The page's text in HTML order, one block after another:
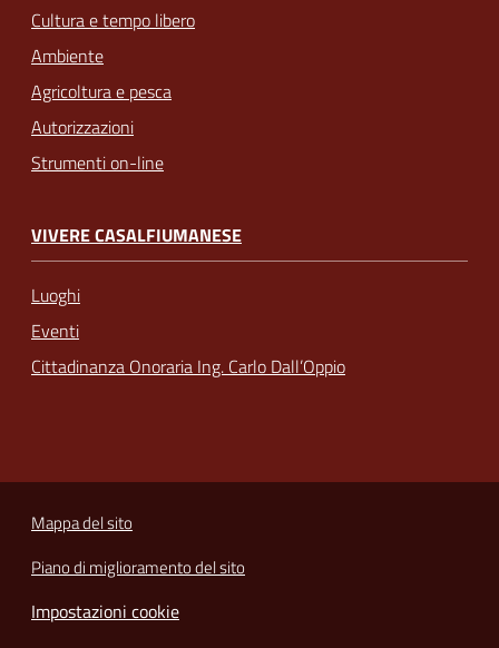
Cultura e tempo libero
Ambiente
Agricoltura e pesca
Autorizzazioni
Strumenti on-line
VIVERE CASALFIUMANESE
Luoghi
Eventi
Cittadinanza Onoraria Ing. Carlo Dall’Oppio
Mappa del sito
Piano di miglioramento del sito
Impostazioni cookie